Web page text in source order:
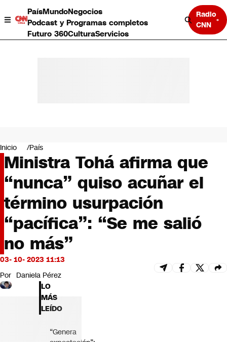
PaísMundoNegocios
Podcast y Programas completos
Futuro 360CulturaServicios
Radio
CNN
Negocios
Deportes
Programas completos
Cultura
Servicios
Bits
CNN tiempo
Futuro 360
Opinión
Inicio País
Ministra Tohá afirma que
“nunca” quiso acuñar el
término usurpación
“pacífica”: “Se me salió
no más”
03- 10- 2023 11:13
Por Daniela Pérez
LO
MÁS
LEÍDO
“Genera